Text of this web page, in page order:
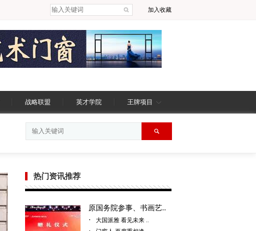
加入收藏
战略联盟 英才学院 王牌项目
热门资讯推荐
原国务院参事、书画艺..
·
大国派雅 看见未来 ..